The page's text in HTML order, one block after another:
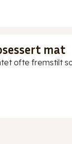
mat
ofte fremstilt